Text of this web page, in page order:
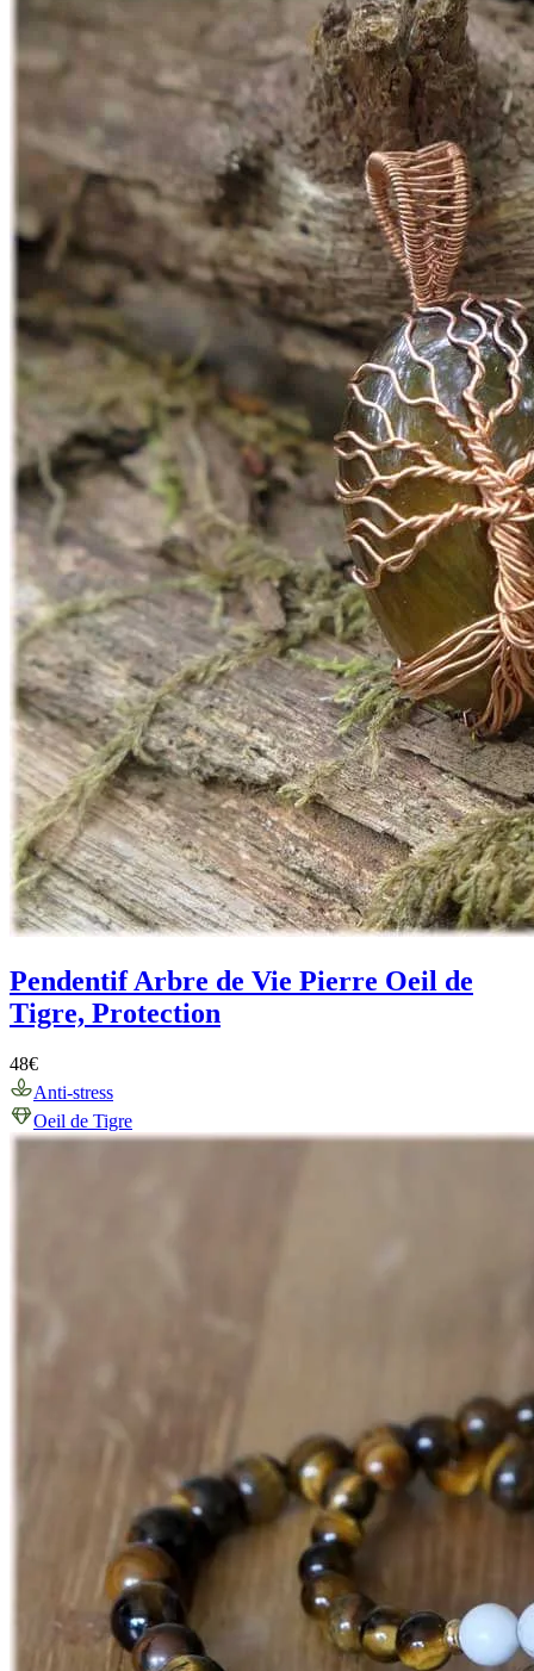
Pendentif Arbre de Vie Pierre Oeil de
Tigre, Protection
48€
Anti-stress
Oeil de Tigre